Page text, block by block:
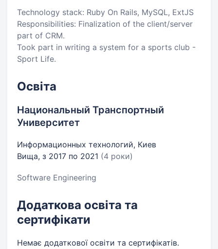
Technology stack: Ruby On Rails, MySQL, ExtJS
Responsibilities: Finalization of the client/server
part of CRM.
Took part in writing a system for a sports club -
Sport Life.
Освіта
Национальный Транспортный
Университет
Информационных технологий, Киев
Вища, з 2017 по 2021 (4 роки)
Software Engineering
Додаткова освіта та
сертифікати
Немає додаткової освіти та сертифікатів.